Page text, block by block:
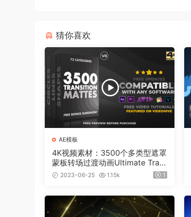
猜你喜欢
AE模板
4K视频素材：3500个多类型遮罩
蒙板转场过渡动画Ultimate Tran
sition Mattes Pack v8（含AE模
2023-06-25 1.15k 1